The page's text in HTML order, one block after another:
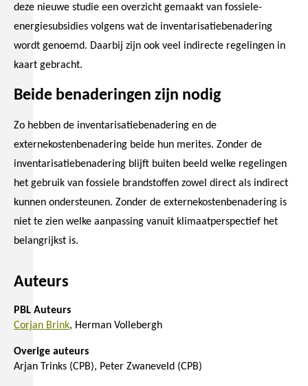
deze nieuwe studie een overzicht gemaakt van fossiele-
energiesubsidies volgens wat de inventarisatiebenadering
wordt genoemd. Daarbij zijn ook veel indirecte regelingen in
kaart gebracht.
Beide benaderingen zijn nodig
Zo hebben de inventarisatiebenadering en de
externekostenbenadering beide hun merites. Zonder de
inventarisatiebenadering blijft buiten beeld welke regelingen
het gebruik van fossiele brandstoffen zowel direct als indirect
kunnen ondersteunen. Zonder de externekostenbenadering is
niet te zien welke aanpassing vanuit klimaatperspectief het
belangrijkst is.
Auteurs
PBL Auteurs
Corjan Brink Herman Vollebergh
Overige auteurs
Arjan Trinks (CPB)
Peter Zwaneveld (CPB)